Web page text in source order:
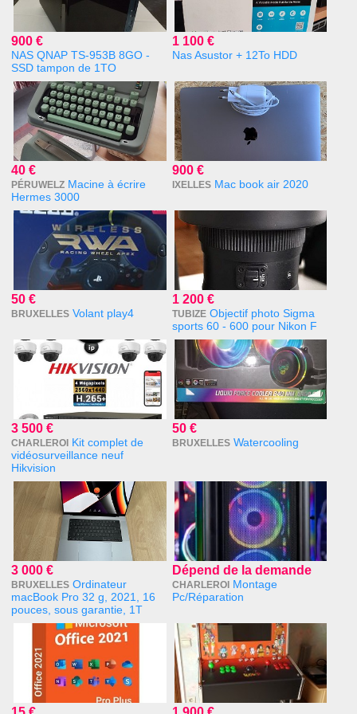
900 €
NAS QNAP TS-953B 8GO -
SSD tampon de 1TO
1 100 €
Nas Asustor + 12To HDD
40 €
PÉRUWELZ Macine à écrire
Hermes 3000
900 €
IXELLES Mac book air 2020
50 €
BRUXELLES Volant play4
1 200 €
TUBIZE Objectif photo Sigma
sports 60 - 600 pour Nikon F
3 500 €
CHARLEROI Kit complet de
vidéosurveillance neuf
Hikvision
50 €
BRUXELLES Watercooling
3 000 €
BRUXELLES Ordinateur
macBook Pro 32 g, 2021, 16
pouces, sous garantie, 1T
Dépend de la demande
CHARLEROI Montage
Pc/Réparation